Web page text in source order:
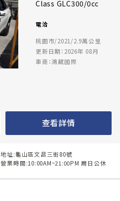
Class GLC300/0cc
電洽
桃園市/2021/2.9萬公里
更新日期：2026年 08月
車商：鴻葳國際
查看詳情
地址:龜山區文昌三街80號
營業時間:10:00AM~21:00PM 周日公休